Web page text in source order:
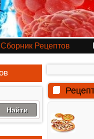
Сборник Рецептов